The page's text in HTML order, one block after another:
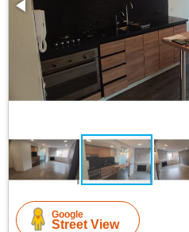
Google
Street View